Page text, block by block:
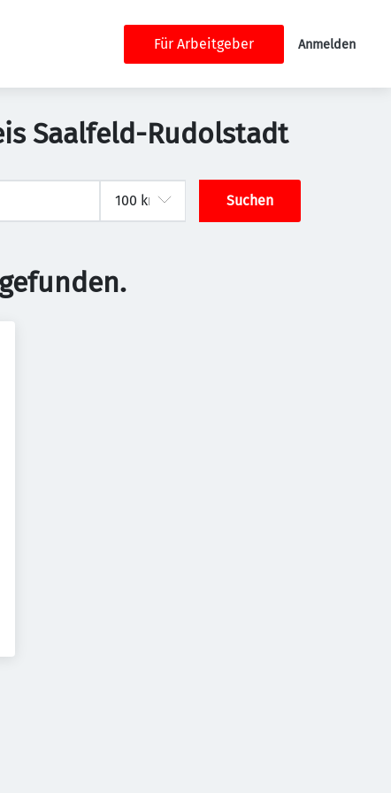
Für Arbeitgeber Anmelden
Saalfeld-Rudolstadt
Suchen